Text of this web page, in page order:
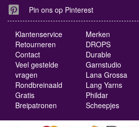
Pin ons op Pinterest
Klantenservice
Retourneren
Contact
Veel gestelde
vragen
Rondbreinaald
Gratis
Breipatronen
Merken
DROPS
Durable
Garnstudio
Lana Grossa
Lang Yarns
Phildar
Scheepjes